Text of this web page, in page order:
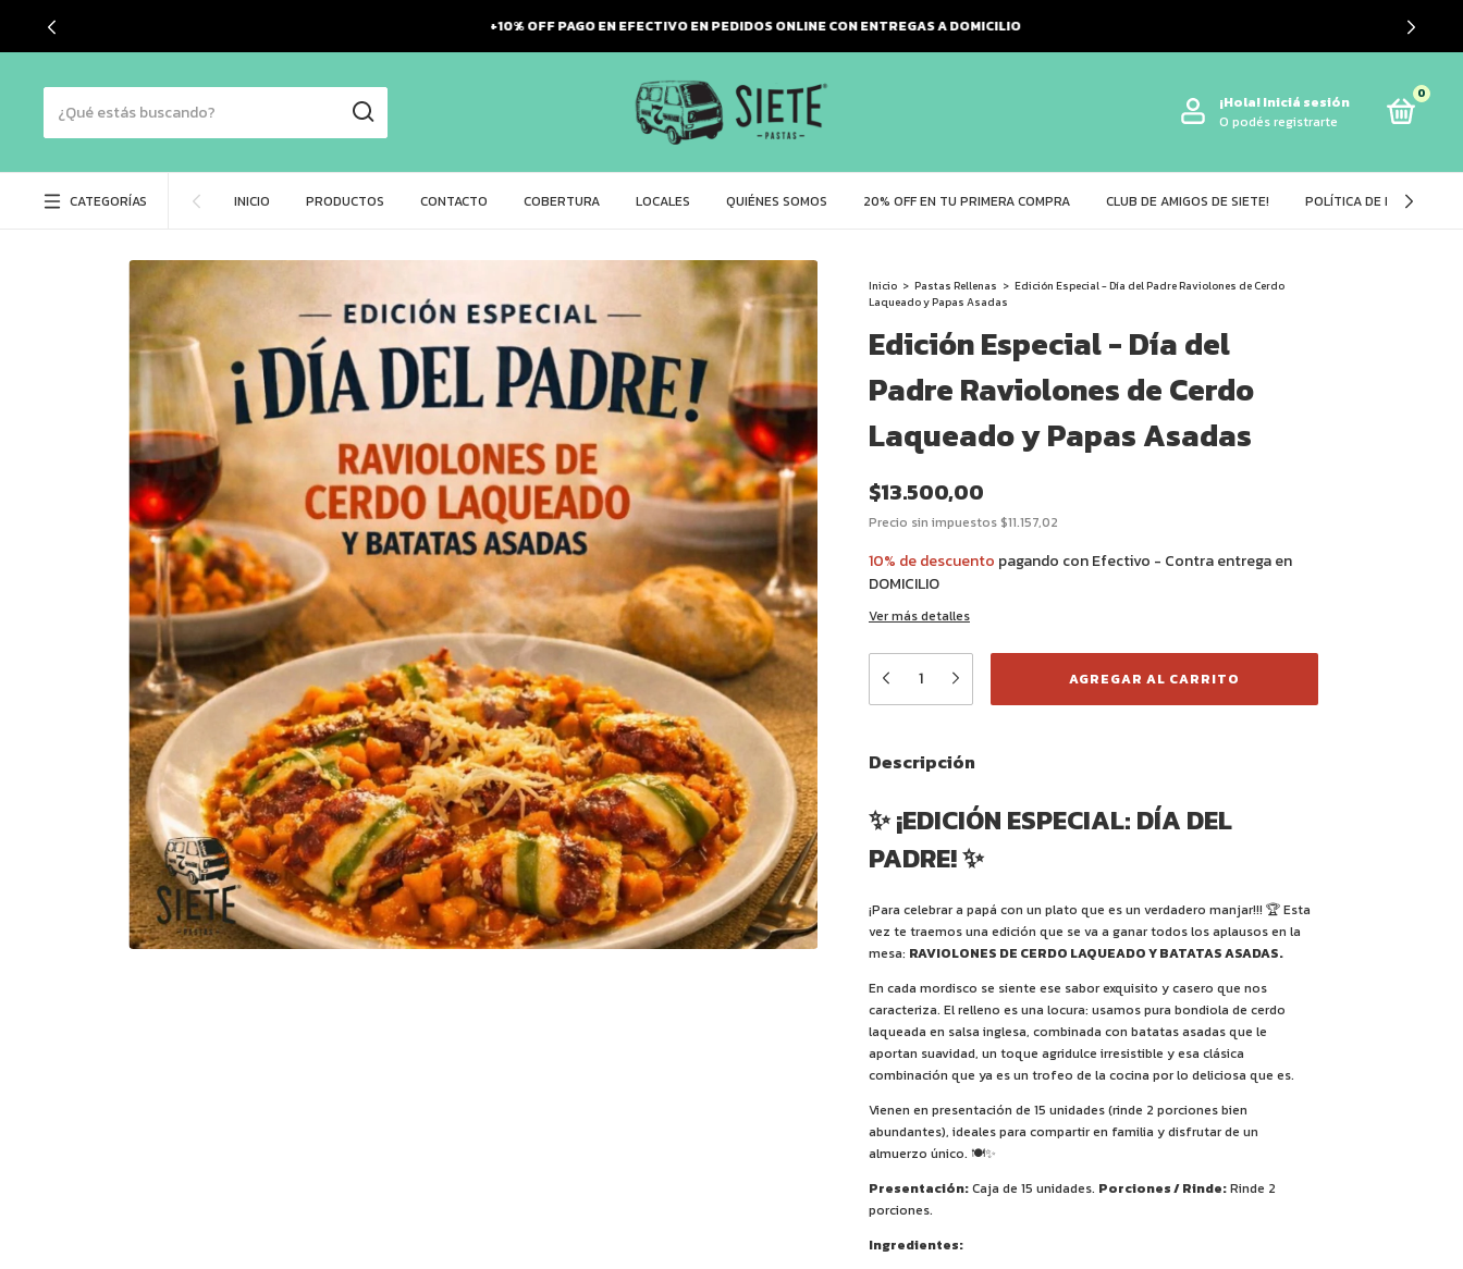
+10% OFF PAGO EN EFECTIVO EN PEDIDOS ONLINE CON ENTREGAS A DOMICILIO
¡Hola!Iniciá sesión
O podés registrarte
0
CATEGORÍAS INICIO PRODUCTOS CONTACTO COBERTURA LOCALES QUIÉNES SOMOS 20% OFF EN TU PRIMERA COMPRA CLUB DE AMIGOS DE SIETE! POLÍTICA DE DEVOLUCIÓN
Inicio > Pastas Rellenas > Edición Especial - Día del Padre Raviolones de Cerdo
Laqueado y Papas Asadas
Edición Especial - Día del
Padre Raviolones de Cerdo
Laqueado y Papas Asadas
$13.500,00
Precio sin impuestos$11.157,02
10% de descuento pagando con Efectivo - Contra entrega en
DOMICILIO
Ver más detalles
Descripción
✨ ¡EDICIÓN ESPECIAL: DÍA DEL
PADRE! ✨
¡Para celebrar a papá con un plato que es un verdadero manjar!!! 🏆 Esta
vez te traemos una edición que se va a ganar todos los aplausos en la
mesa: RAVIOLONES DE CERDO LAQUEADO Y BATATAS ASADAS.
En cada mordisco se siente ese sabor exquisito y casero que nos
caracteriza. El relleno es una locura: usamos pura bondiola de cerdo
laqueada en salsa inglesa, combinada con batatas asadas que le
aportan suavidad, un toque agridulce irresistible y esa clásica
combinación que ya es un trofeo de la cocina por lo deliciosa que es.
Vienen en presentación de 15 unidades (rinde 2 porciones bien
abundantes), ideales para compartir en familia y disfrutar de un
almuerzo único. 🍽️✨
Presentación:Caja de 15 unidades. Porciones / Rinde:Rinde 2
porciones.
Ingredientes: